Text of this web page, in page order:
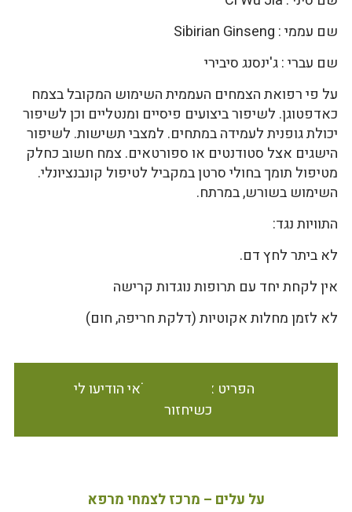
שם עממי : Sibirian Ginseng
שם עברי : ג'ינסנג סיבירי
על פי רפואת הצמחים העממית השימוש המקובל בצמח
כאדפטוגן. לשיפור ביצועים פיסיים ומנטליים וכן לשיפור
יכולת גופנית לעמידה במתחים. למצבי תשישות. לשיפור
הישגים אצל סטודנטים או ספורטאים. צמח חשוב כחלק
מטיפול תומך בחולי סרטן במקביל לטיפול קונבנציונלי.
השימוש בשורש, במרתח.
התוויות נגד:
לא ביתר לחץ דם.
אין לקחת יחד עם תרופות נוגדות קרישה
לא לזמן מחלות אקוטיות (דלקת חריפה, חום)
הפריט אינו זמין במלאי הודיעו לי
כשיחזור
על עלים – מרכז לצמחי מרפא